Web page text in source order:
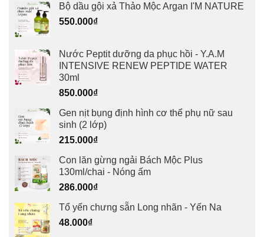
Bộ dầu gội xả Thảo Mộc Argan I'M NATURE
550.000₫
Nước Peptit dưỡng da phục hồi - Y.A.M
INTENSIVE RENEW PEPTIDE WATER
30ml
850.000₫
Gen nịt bụng định hình cơ thể phụ nữ sau
sinh (2 lớp)
215.000₫
Con lăn gừng ngải Bách Mộc Plus
130ml/chai - Nóng ấm
286.000₫
Tổ yến chưng sẵn Long nhãn - Yến Na
48.000₫